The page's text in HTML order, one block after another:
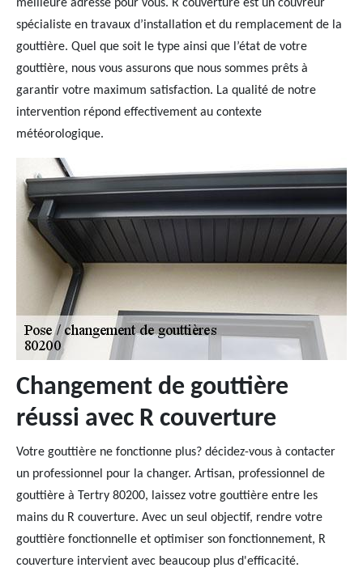
meilleure adresse pour vous. R couverture est un couvreur
spécialiste en travaux d’installation et du remplacement de la
gouttière. Quel que soit le type ainsi que l’état de votre
gouttière, nous vous assurons que nous sommes prêts à
garantir votre maximum satisfaction. La qualité de notre
intervention répond effectivement au contexte
météorologique.
Changement de gouttière
réussi avec R couverture
Votre gouttière ne fonctionne plus? décidez-vous à contacter
un professionnel pour la changer. Artisan, professionnel de
gouttière à Tertry 80200, laissez votre gouttière entre les
mains du R couverture. Avec un seul objectif, rendre votre
gouttière fonctionnelle et optimiser son fonctionnement, R
couverture intervient avec beaucoup plus d'efficacité.